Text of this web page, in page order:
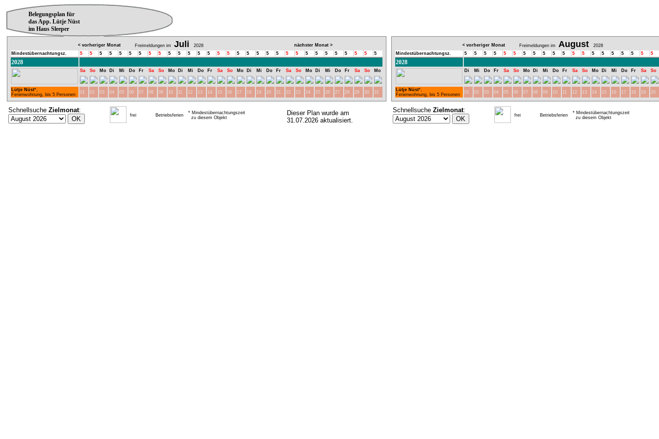
Belegungsplan für
das App. Lütje Nüst
im Haus Sleeper
< vorheriger Monat Freimeldungen im Juli 2028
nächster Monat >
Mindestübernachtungsz.
5 5 5 5 5 5 5 5 5 5 5 5 5 5 5 5 5 5 5 5 5 5 5 5 5 5 5 5 5 5 5
2028
Sa So Mo Di Mi Do Fr Sa So Mo Di Mi Do Fr Sa So Mo Di Mi Do Fr Sa So Mo Di Mi Do Fr Sa So Mo
Lütje Nüst*,
Ferienwohnung, bis 5 Personen
01 02 03 04 05 06 07 08 09 10 11 12 13 14 15 16 17 18 19 20 21 22 23 24 25 26 27 28 29 30 31
Schnellsuche Zielmonat:
frei Betriebsferien
* Mindestübernachtungszeit
zu diesem Objekt
Dieser Plan wurde am
31.07.2026 aktualisiert.
< vorheriger Monat Freimeldungen im August 2028
Mindestübernachtungsz.
5 5 5 5 5 5 5 5 5 5 5 5 5 5 5 5 5 5 5 5
2028
Di Mi Do Fr Sa So Mo Di Mi Do Fr Sa So Mo Di Mi Do Fr Sa So
Lütje Nüst*,
Ferienwohnung, bis 5 Personen
01 02 03 04 05 06 07 08 09 10 11 12 13 14 15 16 17 18 19 20
Schnellsuche Zielmonat:
frei Betriebsferien
* Mindestübernachtungszeit
zu diesem Objekt